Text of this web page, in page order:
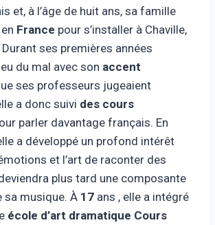
et, à l’âge de huit ans, sa famille
France pour s’installer à Chaville,
ses premières années
du mal avec son accent
ses professeurs jugeaient
a donc suivi des cours
parler davantage français. En
a développé un profond intérêt
et l’art de raconter des
plus tard une composante
sa musique. À 17 ans , elle a intégré
école d’art dramatique Cours